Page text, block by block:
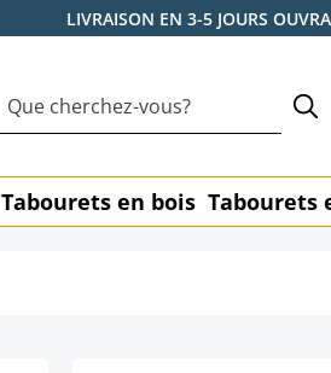
LIVRAISON EN 3-5 JOURS
Tabourets en bois Tabourets